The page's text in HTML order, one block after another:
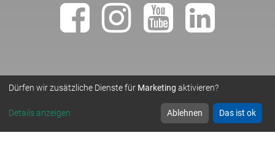
Dürfen wir zusätzliche Dienste für Marketing aktivieren?
Details anzeigen Ablehnen Das ist ok